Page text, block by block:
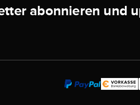
abonnieren und